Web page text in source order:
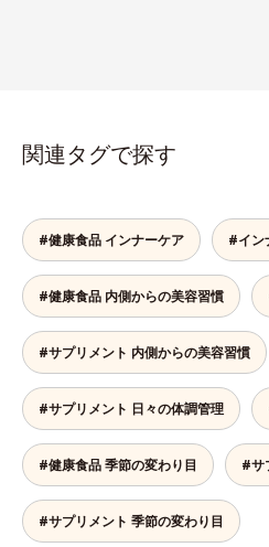
関連タグで探す
#健康食品 インナーケア #イン
#健康食品 内側からの美容習慣
#サプリメント 内側からの美容習慣
#サプリメント 日々の体調管理
#健康食品 季節の変わり目 #サ
#サプリメント 季節の変わり目